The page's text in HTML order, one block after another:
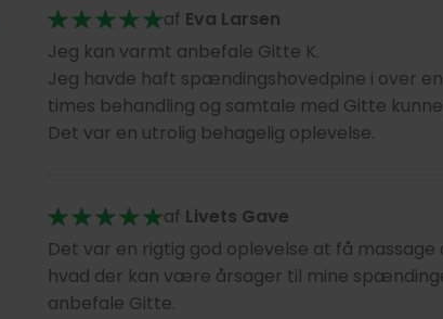
af Eva Larsen
Jeg kan varmt anbefale Gitte K.
Jeg havde haft spændingshovedpine i over
times behandling og samtale med Gitte
Det var en utrolig behagelig oplevelse.
af Livets Gave
Det var en rigtig god oplevelse at få
hvad der kan være årsager til mine
anbefale Gitte.